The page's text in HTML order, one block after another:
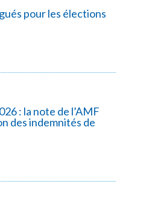
pour les élections
: la note de l’AMF
des indemnités de